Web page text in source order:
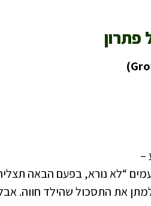
פתרון
–
“לא נורא, בפעם הבאה
את התסכול שהילד חווה.